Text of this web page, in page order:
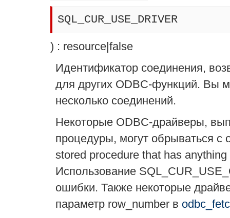
SQL_CUR_USE_DRIVER
) : resource|false
Идентификатор соединения,
для других ODBC-функций. Вы
несколько соединений.
Некоторые ODBC-драйверы,
процедуры, могут обрываться с
stored procedure that has
Использование
ошибки. Также некоторые
параметр row_number в